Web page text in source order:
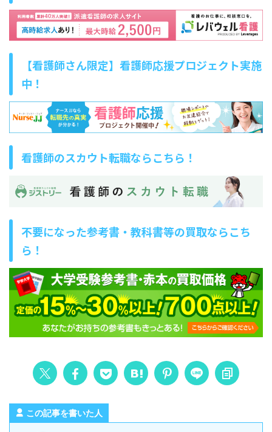
【看護師さん限定】看護師応援プロジェクト実施
中！
看護師のスカウト転職ならこちら！
不要になった参考書・教科書等の買取ならこち
ら！
この記事を書いた人